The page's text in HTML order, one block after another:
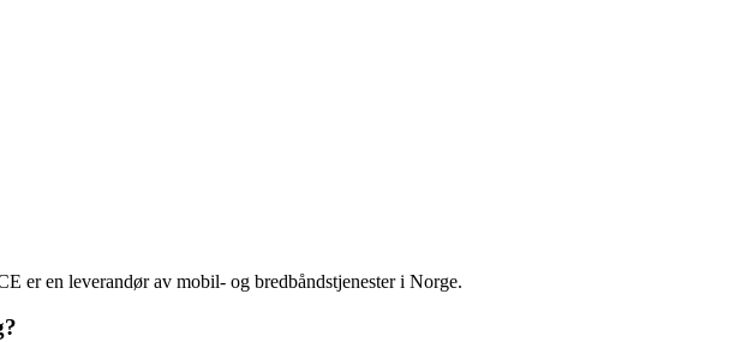
er en leverandør av mobil- og bredbåndstjenester i Norge.